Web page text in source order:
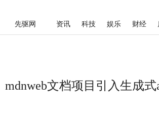
先驱网 资讯 科技 娱乐 财经
mdnweb文档项目引入生成